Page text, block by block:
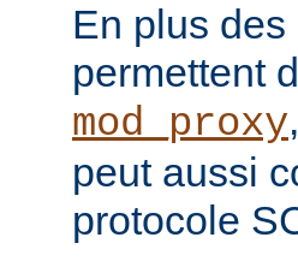
En plus
permettent
mod_proxy
peut aussi
protocole